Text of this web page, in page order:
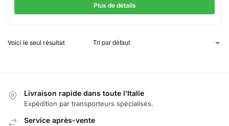
Plus de détails
Voici le seul résultat
Livraison rapide dans toute l’Italie
Expédition par transporteurs spécialisés.
Service après-vente